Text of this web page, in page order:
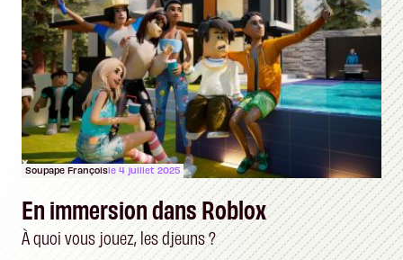
Soupape Françoisle 4 juillet 2025
En immersion dans Roblox
À quoi vous jouez, les djeuns ?